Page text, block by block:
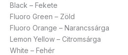
Black – Fekete
Fluoro Green – Zöld
Fluoro Orange – Narancssárga
Lemon Yellow – Citromsárga
White – Fehér